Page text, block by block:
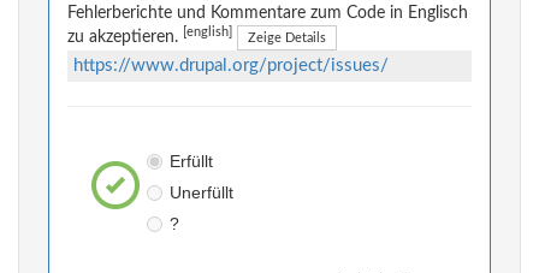
Fehlerberichte und Kommentare zum Code in Englisch
zu akzeptieren.
[english] Zeige Details
https://www.drupal.org/project/issues/
Erfüllt
Unerfüllt
?